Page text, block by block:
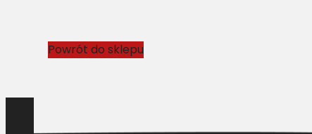
Powrót do sklepu